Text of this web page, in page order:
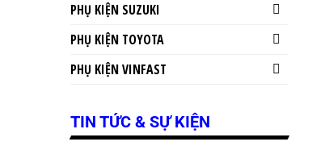
PHỤ KIỆN SUZUKI
PHỤ KIỆN TOYOTA
PHỤ KIỆN VINFAST
TIN TỨC & SỰ KIỆN